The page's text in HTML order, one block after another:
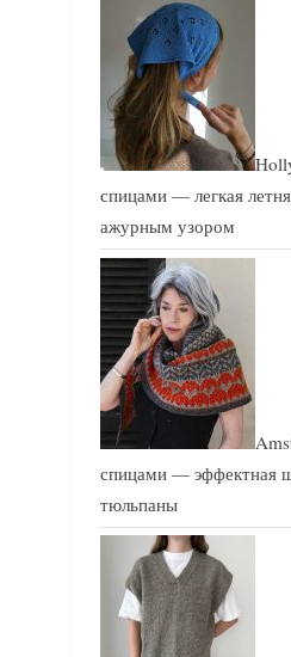
спицами — легкая
ажурным узором
спицами — эффектная
тюльпаны